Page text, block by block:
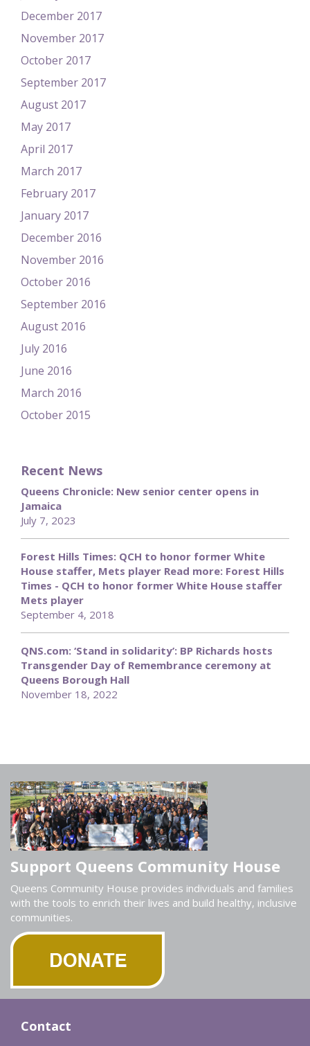
December 2017
November 2017
October 2017
September 2017
August 2017
May 2017
April 2017
March 2017
February 2017
January 2017
December 2016
November 2016
October 2016
September 2016
August 2016
July 2016
June 2016
March 2016
October 2015
Recent News
Queens Chronicle: New senior center opens in
Jamaica
July 7, 2023
Forest Hills Times: QCH to honor former White
House staffer, Mets player Read more: Forest Hills
Times - QCH to honor former White House staffer
Mets player
September 4, 2018
QNS.com: ‘Stand in solidarity’: BP Richards hosts
Transgender Day of Remembrance ceremony at
Queens Borough Hall
November 18, 2022
Support Queens Community House
Queens Community House provides individuals and families
with the tools to enrich their lives and build healthy, inclusive
communities.
Contact